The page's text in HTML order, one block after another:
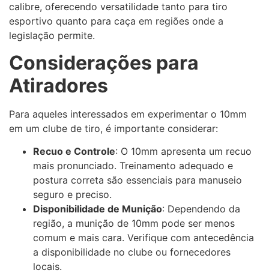
calibre, oferecendo versatilidade tanto para tiro
esportivo quanto para caça em regiões onde a
legislação permite.
Considerações para
Atiradores
Para aqueles interessados em experimentar o 10mm
em um clube de tiro, é importante considerar:
Recuo e Controle: O 10mm apresenta um recuo
mais pronunciado. Treinamento adequado e
postura correta são essenciais para manuseio
seguro e preciso.
Disponibilidade de Munição: Dependendo da
região, a munição de 10mm pode ser menos
comum e mais cara. Verifique com antecedência
a disponibilidade no clube ou fornecedores
locais.